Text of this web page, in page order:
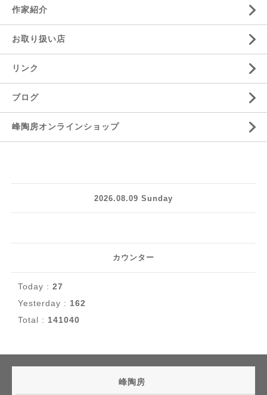
作家紹介
お取り扱い店
リンク
ブログ
峰陶房オンラインショップ
2026.08.09 Sunday
カウンター
Today : 27
Yesterday : 162
Total : 141040
峰陶房